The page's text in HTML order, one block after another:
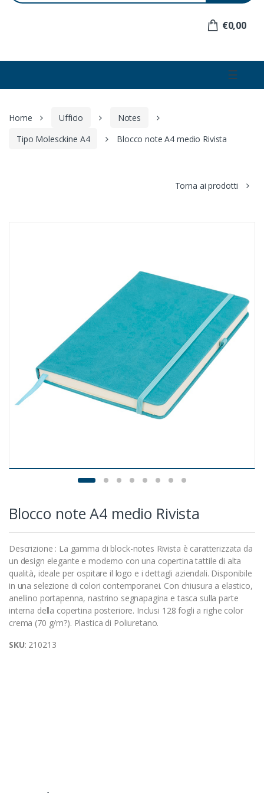
€0,00
☰
Home Ufficio
Notes
Tipo Molesckine A4
Blocco note A4 medio Rivista
Torna ai prodotti
Blocco note A4 medio Rivista
Descrizione : La gamma di block-notes Rivista è caratterizzata da
un design elegante e moderno con una copertina tattile di alta
qualità, ideale per ospitare il logo e i dettagli aziendali. Disponibile
in una selezione di colori contemporanei. Con chiusura a elastico,
anellino portapenna, nastrino segnapagina e tasca sulla parte
interna della copertina posteriore. Inclusi 128 fogli a righe color
crema (70 g/m?). Plastica di Poliuretano.
SKU: 210213